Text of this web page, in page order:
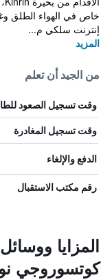
خاص في الهواء الطلق
إنترنت سلكي م...
المزيد
من الجيد أن تعلم
وقت تسجيل الصعود
وقت تسجيل المغادرة
الدفع والإلغاء
رقم مكتب الاستقبال
المزايا
كوتسوروجي نو